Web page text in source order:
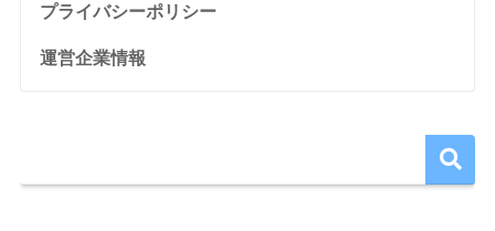
プライバシーポリシー
運営企業情報